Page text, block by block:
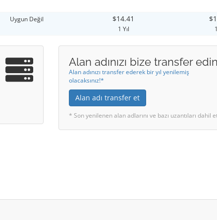
Uygun Değil $14.41
1 Yıl
Alan adınızı bize transfer edin
Alan adınızı transfer ederek bir yıl yenilemiş
olacaksınız!*
Alan adı transfer et
* Son yenilenen alan adlarını ve bazı uzantıları dahil